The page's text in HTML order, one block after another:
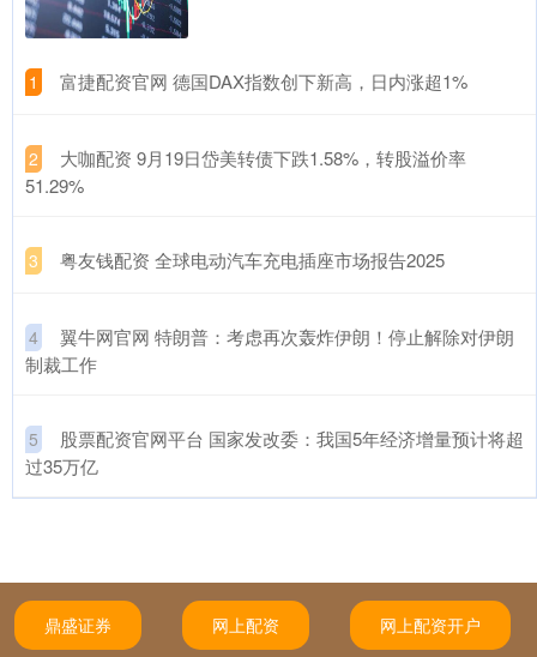
1 ​富捷配资官网 德国DAX指数创下新高，日内涨超1%
2
​大咖配资 9月19日岱美转债下跌1.58%，转股溢价率
51.29%
3 ​粤友钱配资 全球电动汽车充电插座市场报告2025
4
​翼牛网官网 特朗普：考虑再次轰炸伊朗！停止解除对伊朗
制裁工作
5
​股票配资官网平台 国家发改委：我国5年经济增量预计将超
过35万亿
鼎盛证券 网上配资 网上配资开户